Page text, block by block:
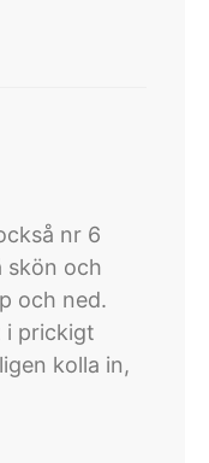
nr 6
skön och
och ned.
i prickigt
kolla in,